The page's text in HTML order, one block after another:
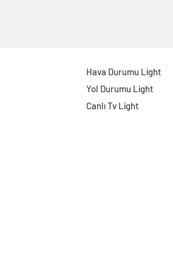
Hava Durumu Light
Yol Durumu Light
Canlı Tv Light